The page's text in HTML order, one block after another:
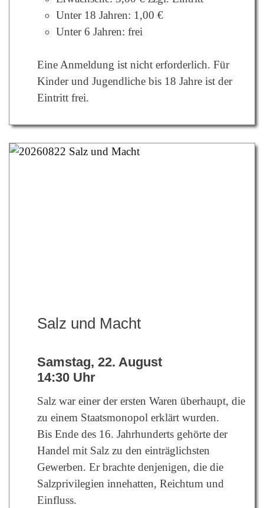
Unter 18 Jahren: 1,00 €
Unter 6 Jahren: frei
Eine Anmeldung ist nicht erforderlich. Für
Kinder und Jugendliche bis 18 Jahre ist der
Eintritt frei.
Salz und Macht
Samstag, 22. August
14:30 Uhr
Salz war einer der ersten Waren überhaupt, die
zu einem Staatsmonopol erklärt wurden.
Bis Ende des 16. Jahrhunderts gehörte der
Handel mit Salz zu den einträglichsten
Gewerben. Er brachte denjenigen, die die
Salzprivilegien innehatten, Reichtum und
Einfluss.